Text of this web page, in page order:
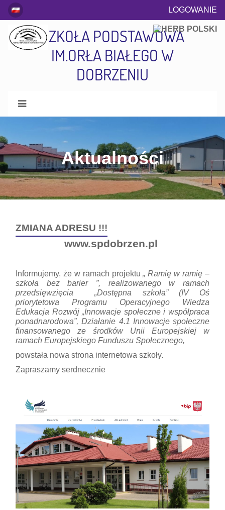
LOGOWANIE
SZKOŁA PODSTAWOWA
IM.ORŁA BIAŁEGO W
DOBRZENIU
Aktualności
ZMIANA ADRESU !!!
www.spdobrzen.pl
Informujemy, że w ramach projektu„ Ramię w ramię –
szkoła bez barier ”, realizowanego w ramach
przedsięwzięcia „Dostępna szkoła” (IV Oś
priorytetowa Programu Operacyjnego Wiedza
Edukacja Rozwój „Innowacje społeczne i współpraca
ponadnarodowa”, Działanie 4.1 Innowacje społeczne
finansowanego ze środków Unii Europejskiej w
ramach Europejskiego Funduszu Społecznego,
powstała nowa strona internetowa szkoły.
Zapraszamy serdnecznie